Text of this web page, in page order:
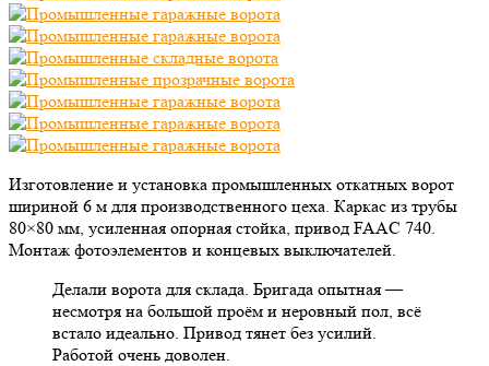
Изготовление и установка промышленных откатных ворот
шириной 6 м для производственного цеха. Каркас из трубы
80×80 мм, усиленная опорная стойка, привод FAAC 740.
Монтаж фотоэлементов и концевых выключателей.
Делали ворота для склада. Бригада опытная —
несмотря на большой проём и неровный пол, всё
встало идеально. Привод тянет без усилий.
Работой очень доволен.